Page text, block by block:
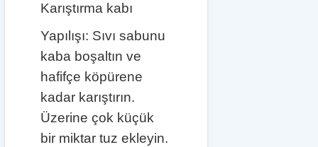
Karıştırma kabı
Yapılışı: Sıvı sabunu
kaba boşaltın ve
hafifçe köpürene
kadar karıştırın.
Üzerine çok küçük
bir miktar tuz ekleyin.